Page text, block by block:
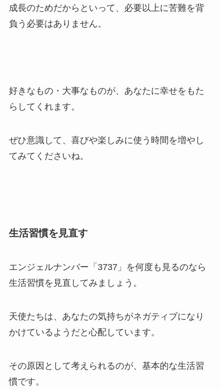
成長のためだからといって、必要以上に苦難を背
負う必要はありません。
好きなもの・大事なものが、あなたに幸せをもた
らしてくれます。
ぜひ意識して、喜びや楽しみに使う時間を増やし
てみてくださいね。
生活習慣を見直す
エンジェルナンバー「3737」を何度も見るのなら
生活習慣を見直してみましょう。
天使たちは、あなたの気持ちがネガティブになり
かけているようだと心配しています。
その原因として考えられるのが、基本的な生活習
慣です。